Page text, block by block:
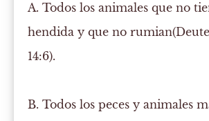
A. Todos los animales que no
hendida y que no rumian
14:6).
B. Todos los peces y animales